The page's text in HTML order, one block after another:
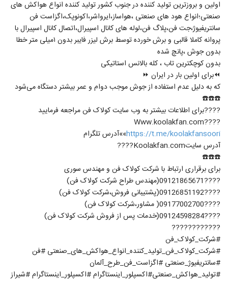
اولین و بروزترین تولید کننده در جنوب کشور تولید کننده انواع هواکش های
صنعتی؛انواع هود های صنعتی ،هواساز،ایرواشر،اکونوپک،اگزاست فن
سانتریفیوژ،جت فن،پلاگ فن،لوله های کانال اسپیرال،اتصال کانال اسپیرال با
پروانه کاملا قالبی و برش خورده توسط برش لیزر فایبر بدون ۱میلی متر خطا
بدون جوش ،پانچ شده
بدون کوچکترین تاب ، کله بالانس استاتیکی
⏪برای اولین بار در ایران ⏩
که به دلیل عدم استفاده از جوش موجب دوام و عمر بیشتر دستگاه می‌شود
☎️☎️☎️
????برای اطلاعات بیشتر به وب سایت کولاک فن مراجعه فرمایید
????Www.koolakfan.com
https://t.me/koolakfansoori»»آدرس تلگرام
آدرس سایتKoolakfan.com????
☎️☎️☎️
برای برقراری ارتباط با شرکت کولاک فن و مهندس سوری
????09121865671(مهندس طراح شرکت کولاک فن)
????09126851192(پشتیبانی فروش،شرکت کولاک فن)
????09177002700( مشاور،شرکت کولاک فن)
????09124598284(خدمات پس از فروش شرکت کولاک فن)
????????????
#شرکت_کولاک_فن
#شرکت_کولاک_فن_تولید_کننده_انواع_هواکش_های_صنعتی #فن
#سانتریفیوژ_صنعتی #اگزاست_فن_طرح_آلمان
#تولید_هواکش_صنعتی#اکسپلور_اینستاگرام #اکسپلور_اینستاگرام #شیراز